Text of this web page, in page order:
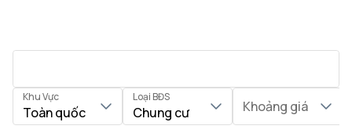
Khu Vực
Toàn quốc
Loại BĐS
Chung cư Khoảng giá